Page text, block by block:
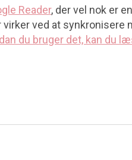
Reader, der vel nok er
ved at synkronisere
du bruger det, kan du